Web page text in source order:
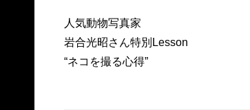
人気動物写真家
岩合光昭さん特別Lesson
“ネコを撮る心得”